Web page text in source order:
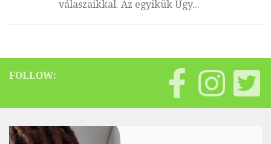
válaszaikkal. Az egyikük Úgy...
FOLLOW: